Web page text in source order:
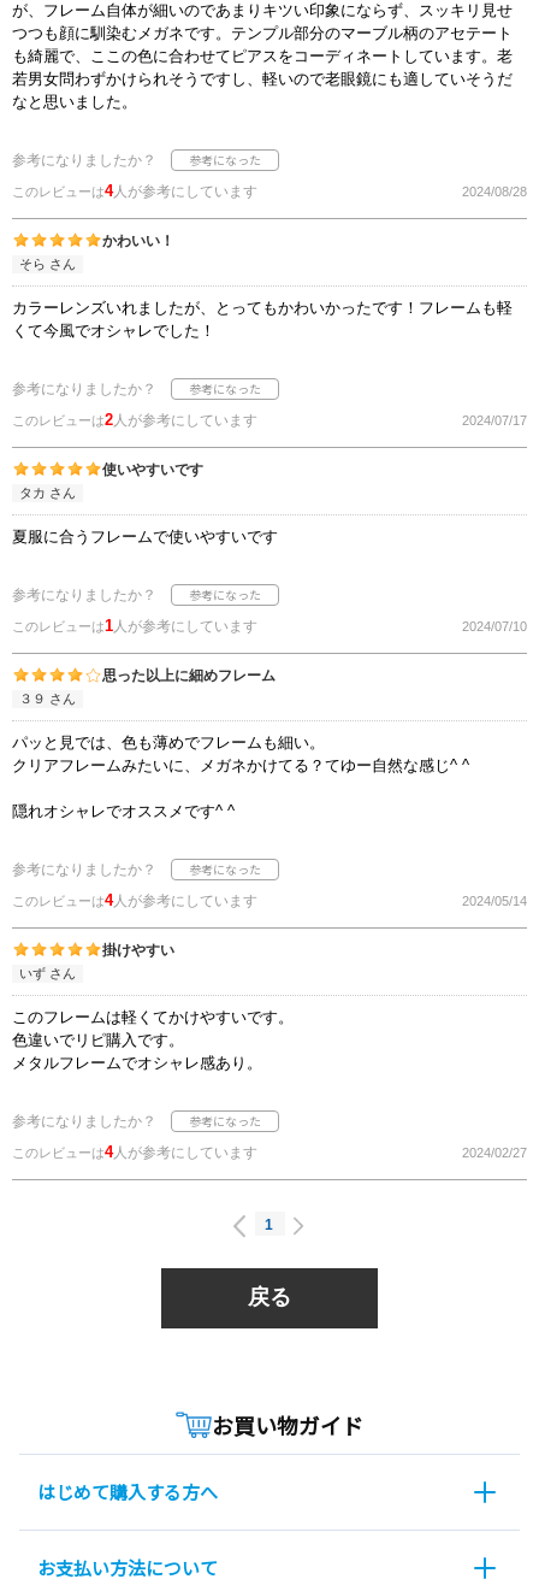
が、フレーム自体が細いのであまりキツい印象にならず、スッキリ見せ
つつも顔に馴染むメガネです。テンプル部分のマーブル柄のアセテート
も綺麗で、ここの色に合わせてピアスをコーディネートしています。老
若男女問わずかけられそうですし、軽いので老眼鏡にも適していそうだ
なと思いました。
参考になりましたか？
このレビューは4人が参考にしています 2024/08/28
かわいい！
そら さん
カラーレンズいれましたが、とってもかわいかったです！フレームも軽
くて今風でオシャレでした！
参考になりましたか？
このレビューは2人が参考にしています 2024/07/17
使いやすいです
タカ さん
夏服に合うフレームで使いやすいです
参考になりましたか？
このレビューは1人が参考にしています 2024/07/10
思った以上に細めフレーム
３９ さん
パッと見では、色も薄めでフレームも細い。
クリアフレームみたいに、メガネかけてる？てゆー自然な感じ^ ^
隠れオシャレでオススメです^ ^
参考になりましたか？
このレビューは4人が参考にしています 2024/05/14
掛けやすい
いず さん
このフレームは軽くてかけやすいです。
色違いでリピ購入です。
メタルフレームでオシャレ感あり。
参考になりましたか？
このレビューは4人が参考にしています 2024/02/27
1
戻る
お買い物ガイド
はじめて購入する方へ
お支払い方法について